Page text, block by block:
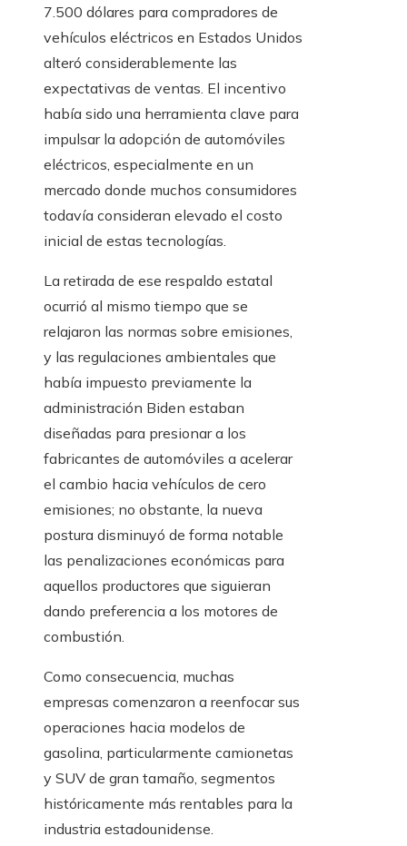
7.500 dólares para compradores de
vehículos eléctricos en Estados Unidos
alteró considerablemente las
expectativas de ventas. El incentivo
había sido una herramienta clave para
impulsar la adopción de automóviles
eléctricos, especialmente en un
mercado donde muchos consumidores
todavía consideran elevado el costo
inicial de estas tecnologías.
La retirada de ese respaldo estatal
ocurrió al mismo tiempo que se
relajaron las normas sobre emisiones,
y las regulaciones ambientales que
había impuesto previamente la
administración Biden estaban
diseñadas para presionar a los
fabricantes de automóviles a acelerar
el cambio hacia vehículos de cero
emisiones; no obstante, la nueva
postura disminuyó de forma notable
las penalizaciones económicas para
aquellos productores que siguieran
dando preferencia a los motores de
combustión.
Como consecuencia, muchas
empresas comenzaron a reenfocar sus
operaciones hacia modelos de
gasolina, particularmente camionetas
y SUV de gran tamaño, segmentos
históricamente más rentables para la
industria estadounidense.